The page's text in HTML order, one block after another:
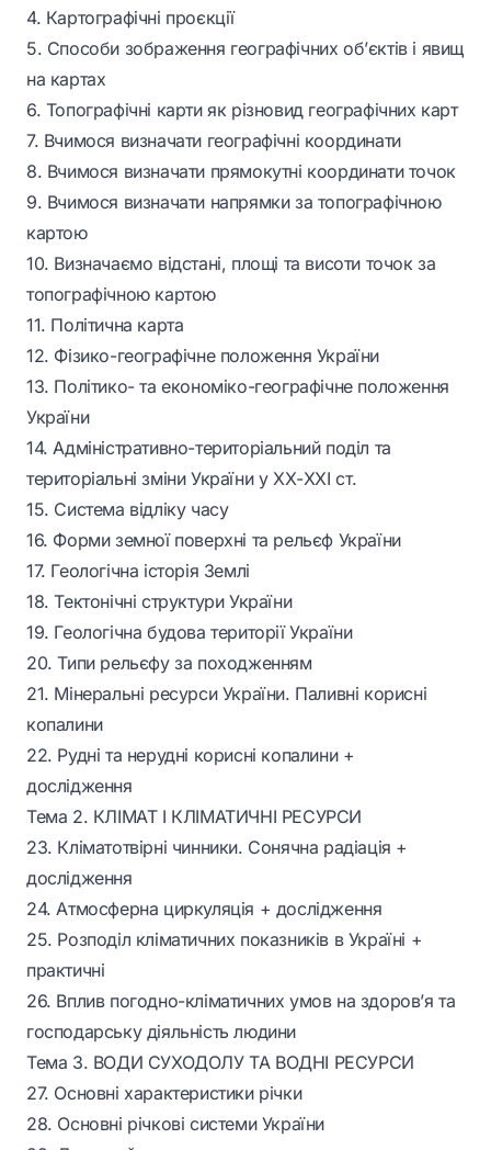
4. Картографічні проєкції
5. Способи зображення географічних об’єктів і явищ
на картах
6. Топографічні карти як різновид географічних карт
7. Вчимося визначати географічні координати
8. Вчимося визначати прямокутні координати точок
9. Вчимося визначати напрямки за топографічною
картою
10. Визначаємо відстані, площі та висоти точок за
топографічною картою
11. Політична карта
12. Фізико-географічне положення України
13. Політико- та економіко-географічне положення
України
14. Адміністративно-територіальний поділ та
територіальні зміни України у ХХ-ХХІ ст.
15. Система відліку часу
16. Форми земної поверхні та рельєф України
17. Геологічна історія Землі
18. Тектонічні структури України
19. Геологічна будова території України
20. Типи рельєфу за походженням
21. Мінеральні ресурси України. Паливні корисні
копалини
22. Рудні та нерудні корисні копалини +
дослідження
Тема 2. КЛІМАТ І КЛІМАТИЧНІ РЕСУРСИ
23. Кліматотвірні чинники. Сонячна радіація +
дослідження
24. Атмосферна циркуляція + дослідження
25. Розподіл кліматичних показників в Україні +
практичні
26. Вплив погодно-кліматичних умов на здоров’я та
господарську діяльність людини
Тема 3. ВОДИ СУХОДОЛУ ТА ВОДНІ РЕСУРСИ
27. Основні характеристики річки
28. Основні річкові системи України